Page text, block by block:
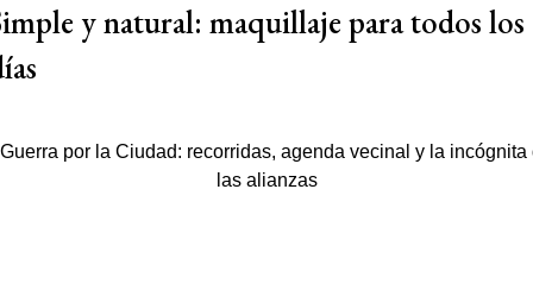
y natural: maquillaje para todos los